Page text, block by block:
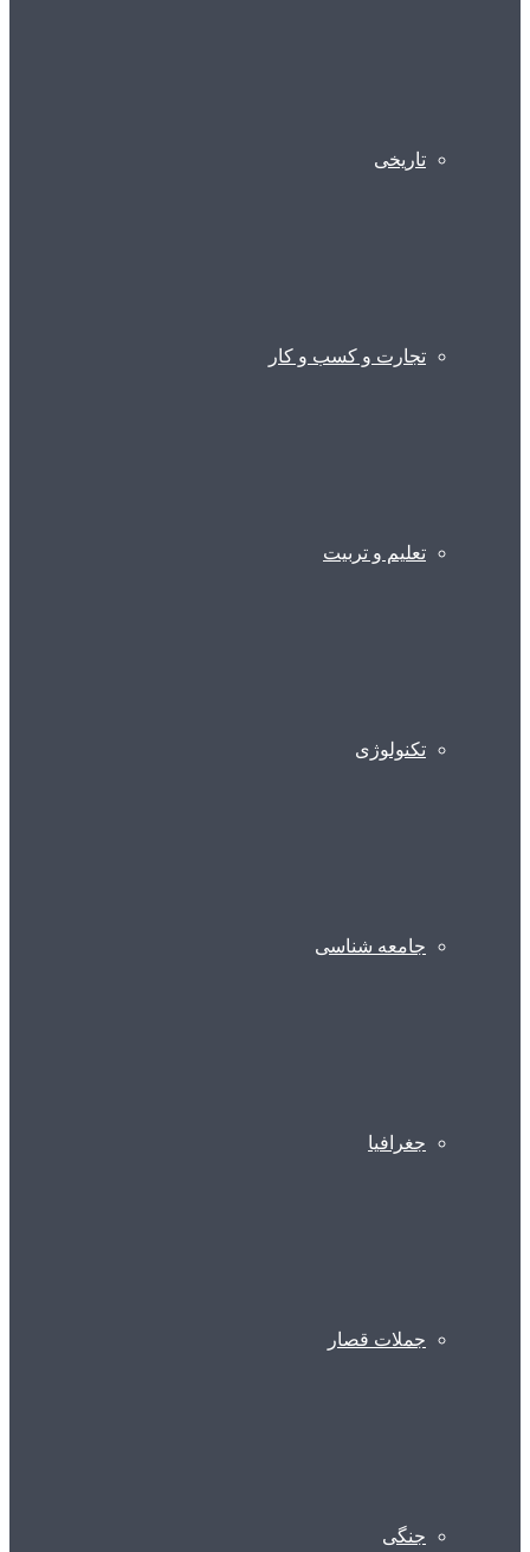
تاریخی
تجارت و کسب و کار
تعلیم و تربیت
تکنولوژی
جامعه شناسی
جغرافیا
جملات قصار
جنگی